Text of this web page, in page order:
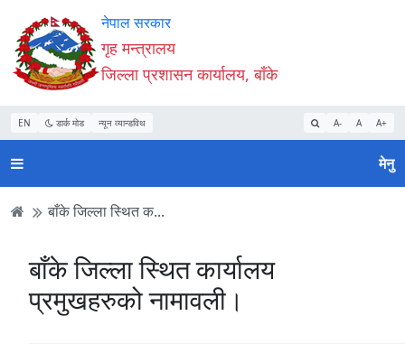
Accessibility
Mode
सुरु
गर्नुहोस्
सामाग्री
पढ्नुहाेस्
नेभिगेसन
पढ्नुहाेस्
वेबसाइट
खोजमा
जानुहोस्
नेपाल सरकार
गृह मन्त्रालय
जिल्ला प्रशासन कार्यालय, बाँके
EN डार्क मोड न्यून व्यान्डविथ A- A A+
मेनु
बाँके जिल्ला स्थित क...
बाँके जिल्ला स्थित कार्यालय
प्रमुखहरुको नामावली।